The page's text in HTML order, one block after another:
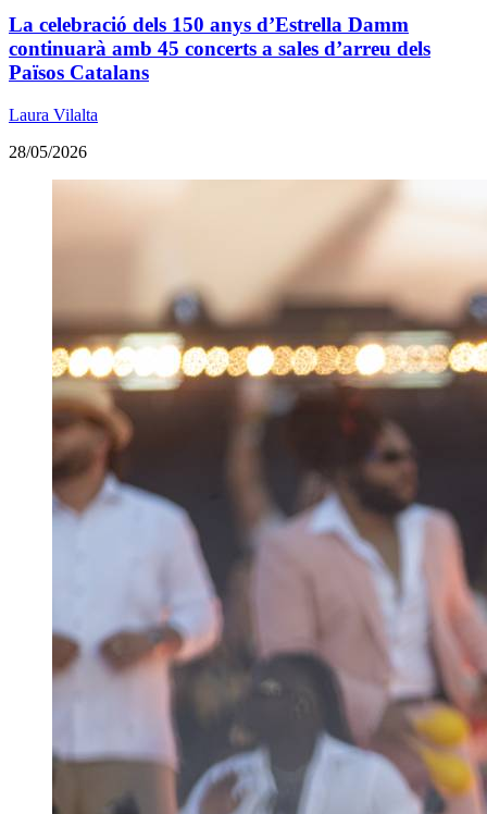
La celebració dels 150 anys d’Estrella Damm
continuarà amb 45 concerts a sales d’arreu dels
Països Catalans
Laura Vilalta
28/05/2026